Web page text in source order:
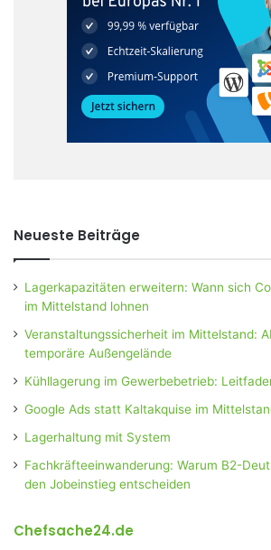
Neueste Beiträge
Lagerkapazitäten erweitern: Wann sich
im Mittelstand lohnen
Veranstaltungssicherheit im Mittelstand:
temporäre Außengelände
Kühllagerung im Gewerbebetrieb:
Google Ads statt Kaltakquise im
Lagerhaltung mit System
Fachkräfteeinwanderung: Warum B2-
den Jobeinstieg entscheiden
Chefsache24.de